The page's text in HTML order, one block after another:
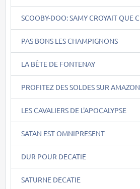
SCOOBY-DOO: SAMY CROYAIT QUE C
PAS BONS LES CHAMPIGNONS
LA BÊTE DE FONTENAY
PROFITEZ DES SOLDES SUR AMAZON
LES CAVALIERS DE L'APOCALYPSE
SATAN EST OMNIPRESENT
DUR POUR DECATIE
SATURNE DECATIE